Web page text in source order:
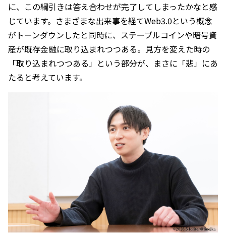
に、この綱引きは答え合わせが完了してしまったかなと感
じています。さまざまな出来事を経てWeb3.0という概念
がトーンダウンしたと同時に、ステーブルコインや暗号資
産が既存金融に取り込まれつつある。見方を変えた時の
「取り込まれつつある」という部分が、まさに「悲」にあ
たると考えています。